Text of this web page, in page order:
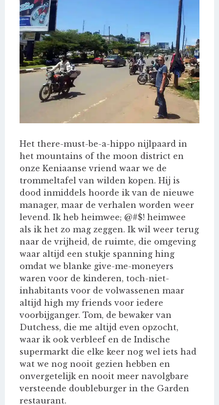
Het there-must-be-a-hippo nijlpaard in
het mountains of the moon district en
onze Keniaanse vriend waar we de
trommeltafel van wilden kopen. Hij is
dood inmiddels hoorde ik van de nieuwe
manager, maar de verhalen worden weer
levend. Ik heb heimwee; @#$! heimwee
als ik het zo mag zeggen. Ik wil weer terug
naar de vrijheid, de ruimte, die omgeving
waar altijd een stukje spanning hing
omdat we blanke give-me-moneyers
waren voor de kinderen, toch-niet-
inhabitants voor de volwassenen maar
altijd high my friends voor iedere
voorbijganger. Tom, de bewaker van
Dutchess, die me altijd even opzocht,
waar ik ook verbleef en de Indische
supermarkt die elke keer nog wel iets had
wat we nog nooit gezien hebben en
onvergetelijk en nooit meer navolgbare
versteende doubleburger in the Garden
restaurant.